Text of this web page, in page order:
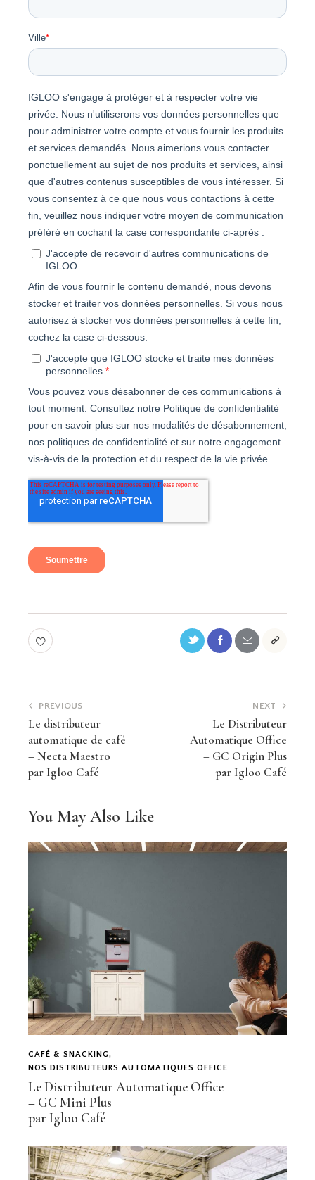
PREVIOUS
Le distributeur
automatique de café
– Necta Maestro
par Igloo Café
NEXT
Le Distributeur
Automatique Office
– GC Origin Plus
par Igloo Café
You May Also Like
CAFÉ & SNACKING,
NOS DISTRIBUTEURS AUTOMATIQUES OFFICE
Le Distributeur Automatique Office
– GC Mini Plus
par Igloo Café